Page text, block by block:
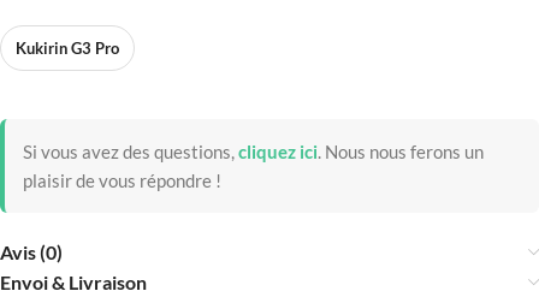
Kukirin G3 Pro
Si vous avez des questions,cliquez ici. Nous nous ferons un
plaisir de vous répondre !
Avis (0)
Envoi & Livraison